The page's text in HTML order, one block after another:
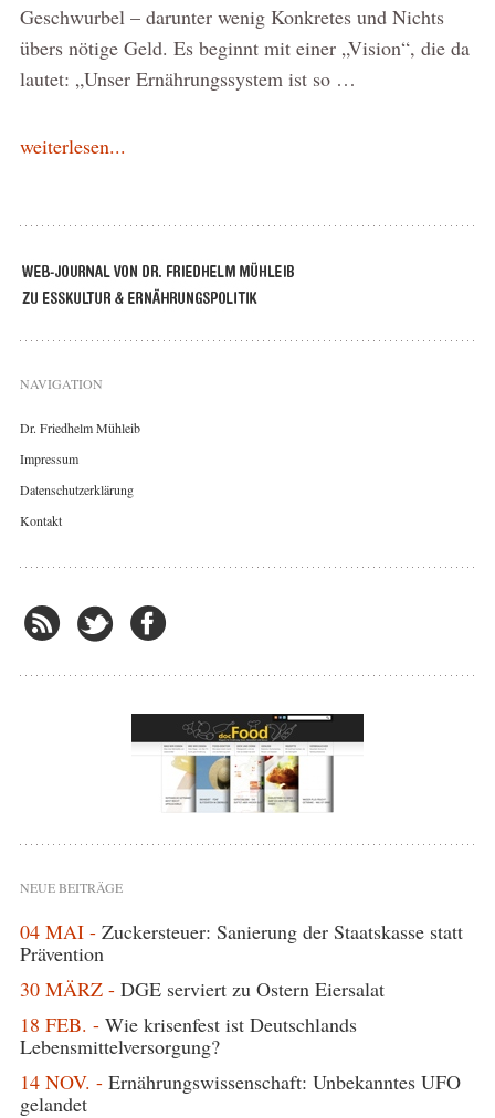
Geschwurbel – darunter wenig Konkretes und Nichts
übers nötige Geld. Es beginnt mit einer „Vision“, die da
lautet: „Unser Ernährungssystem ist so …
weiterlesen...
NAVIGATION
Dr. Friedhelm Mühleib
Impressum
Datenschutzerklärung
Kontakt
NEUE BEITRÄGE
04 MAI - Zuckersteuer: Sanierung der Staatskasse statt
Prävention
30 MÄRZ - DGE serviert zu Ostern Eiersalat
18 FEB. - Wie krisenfest ist Deutschlands
Lebensmittelversorgung?
14 NOV. - Ernährungswissenschaft: Unbekanntes UFO
gelandet